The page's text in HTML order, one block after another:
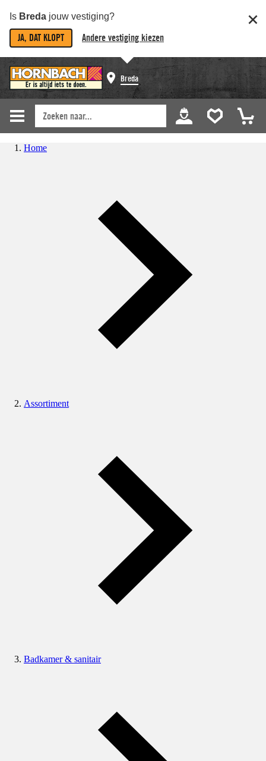
Is Breda jouw vestiging?
JA, DAT KLOPT Andere vestiging kiezen
Breda
Home
Assortiment
Badkamer & sanitair